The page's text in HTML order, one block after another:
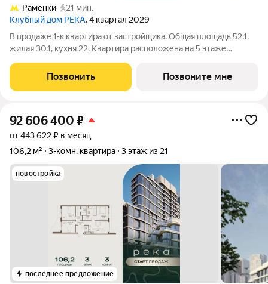
Раменки
21 мин.
Клубный дом РЕКА, 4 квартал 2029
В продаже 1-к квартира от застройщика. Общая площадь 52.1,
жилая 30.1, кухня 22. Квартира расположена на 5 этаже
кв. 2029 года. Высота потолка до 3.65 метра в квартирах и до
4,5 м в
Позвонить Позвоните мне
92 606 400 ₽
от 443 622 ₽ в месяц
106,2 м²
3-комн. квартира 3 этаж из 21
новостройка
последнее предложение